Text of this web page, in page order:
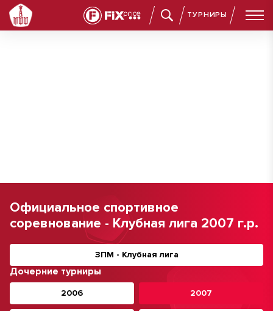
ТУРНИРЫ
Официальное спортивное
соревнование - Клубная лига 2007 г.р.
ЗПМ - Клубная лига
Дочерние турниры
2006 2007